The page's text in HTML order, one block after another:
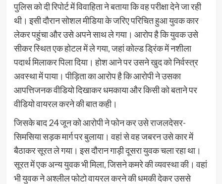
पुलिस को दी रिपोर्ट में विवाहिता ने बताया कि वह परीक्षा देने जा रही
थी। इसी दौरान सोशल मीडिया के जरिए परिचित हुआ युवक कार
लेकर पहुंचा और उसे अपने साथ ले गया। आरोप है कि युवक उसे
सीकर स्थित एक होटल में ले गया, जहां कोल्ड ड्रिंक में नशीला
पदार्थ मिलाकर पिला दिया। होश आने पर उसने खुद को निर्वस्त्र
अवस्था में पाया। पीड़िता का आरोप है कि आरोपी ने उसका
आपत्तिजनक वीडियो दिखाकर धमकाया और किसी को बताने पर
वीडियो वायरल करने की बात कही।
जिसके बाद 24 जून को आरोपी ने फोन कर उसे राजलदेसर-
सिमसिया सड़क मार्ग पर बुलाया। वहां से वह जबरन उसे कार में
बैठाकर सूरत ले गया। इस दौरान गाड़ी दूसरा युवक चला रहा था।
सूरत में एक अन्य युवक भी मिला, जिसने कमरे की व्यवस्था की। वहां
भी युवक ने अश्लील फोटो वायरल करने की धमकी देकर उससे